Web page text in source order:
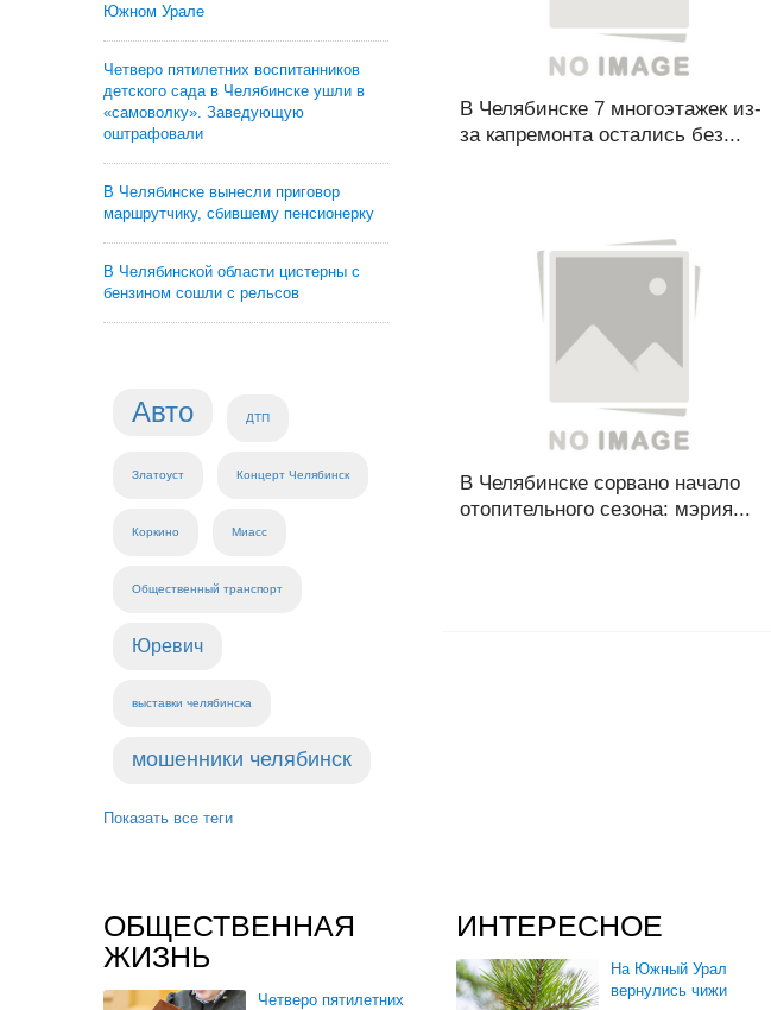
Южном Урале
Четверо пятилетних воспитанников
детского сада в Челябинске ушли в
«самоволку». Заведующую
оштрафовали
В Челябинске вынесли приговор
маршрутчику, сбившему пенсионерку
В Челябинской области цистерны с
бензином сошли с рельсов
Авто ДТП
Златоуст Концерт Челябинск
Коркино Миасс
Общественный транспорт
Юревич
выставки челябинска
мошенники челябинск
Показать все теги
В Челябинске 7 многоэтажек из-
за капремонта остались без...
В Челябинске сорвано начало
отопительного сезона: мэрия...
ОБЩЕСТВЕННАЯ
ЖИЗНЬ
Четверо пятилетних
ИНТЕРЕСНОЕ
На Южный Урал
вернулись чижи